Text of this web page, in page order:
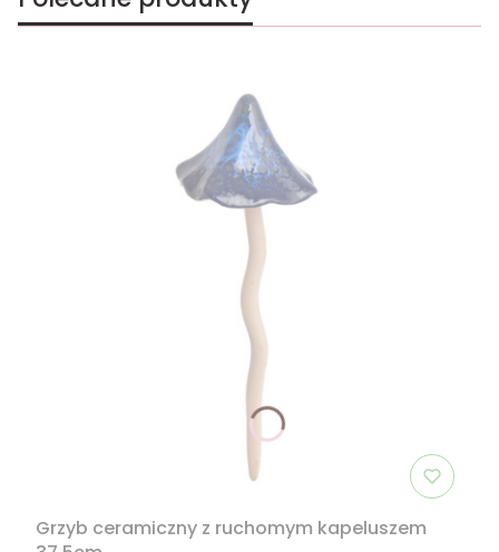
Grzyb ceramiczny z ruchomym kapeluszem